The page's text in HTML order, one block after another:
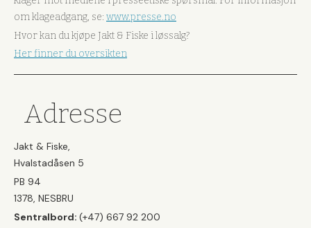
om klageadgang, se: www.presse.no
Hvor kan du kjøpe Jakt & Fiske i løssalg?
Her finner du oversikten
Adresse
Jakt & Fiske,
Hvalstadåsen 5
PB 94
1378, NESBRU
Sentralbord: (+47) 667 92 200